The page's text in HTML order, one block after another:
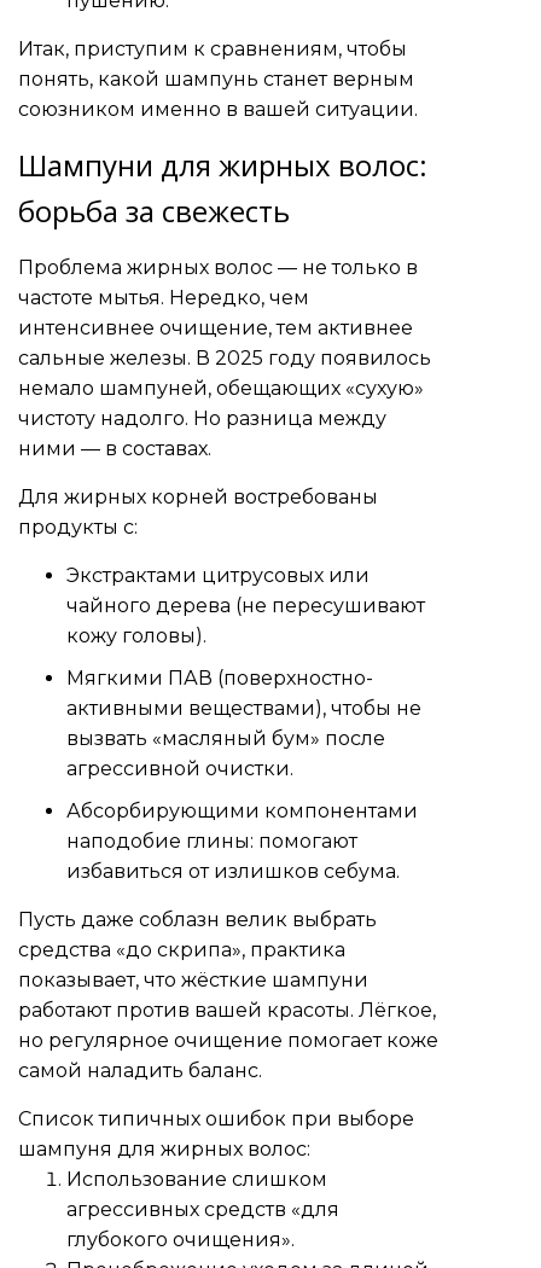
Итак, приступим к сравнениям, чтобы
понять, какой шампунь станет верным
союзником именно в вашей ситуации.
Шампуни для жирных волос:
борьба за свежесть
Проблема жирных волос — не только в
частоте мытья. Нередко, чем
интенсивнее очищение, тем активнее
сальные железы. В 2025 году появилось
немало шампуней, обещающих «сухую»
чистоту надолго. Но разница между
ними — в составах.
Для жирных корней востребованы
продукты с:
Экстрактами цитрусовых или
чайного дерева (не пересушивают
кожу головы).
Мягкими ПАВ (поверхностно-
активными веществами), чтобы не
вызвать «масляный бум» после
агрессивной очистки.
Абсорбирующими компонентами
наподобие глины: помогают
избавиться от излишков себума.
Пусть даже соблазн велик выбрать
средства «до скрипа», практика
показывает, что жёсткие шампуни
работают против вашей красоты. Лёгкое,
но регулярное очищение помогает коже
самой наладить баланс.
Список типичных ошибок при выборе
шампуня для жирных волос:
Использование слишком
агрессивных средств «для
глубокого очищения».